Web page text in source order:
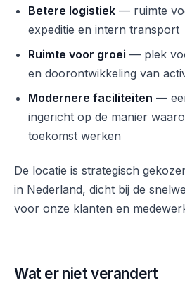
Betere logistiek — ruimte
expeditie en intern transport
Ruimte voor groei — plek
en doorontwikkeling van
Modernere faciliteiten —
ingericht op de manier
toekomst werken
De locatie is strategisch
in Nederland, dicht bij de
voor onze klanten en
Wat er niet verandert